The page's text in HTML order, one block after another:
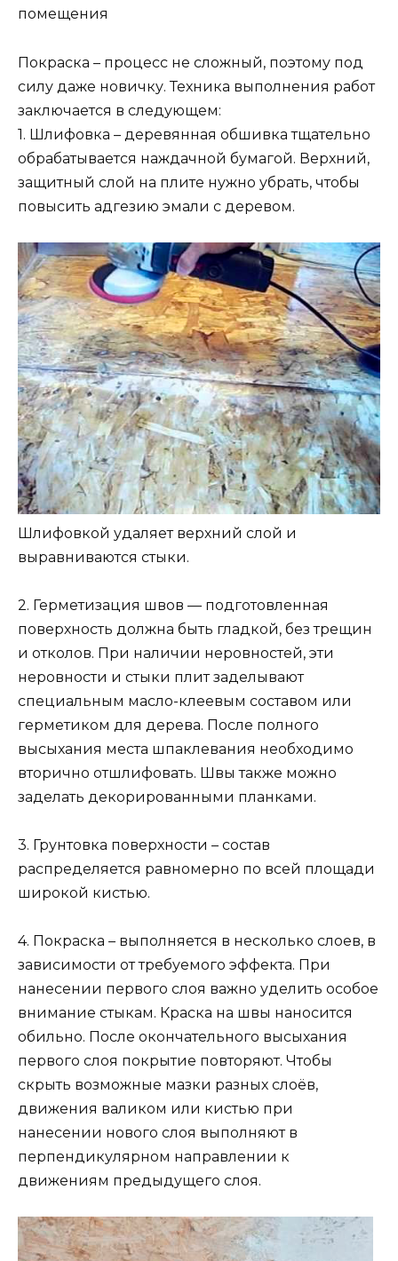
помещения
Покраска – процесс не сложный, поэтому под
силу даже новичку. Техника выполнения работ
заключается в следующем:
1. Шлифовка – деревянная обшивка тщательно
обрабатывается наждачной бумагой. Верхний,
защитный слой на плите нужно убрать, чтобы
повысить адгезию эмали с деревом.
Шлифовкой удаляет верхний слой и
выравниваются стыки.
2. Герметизация швов — подготовленная
поверхность должна быть гладкой, без трещин
и отколов. При наличии неровностей, эти
неровности и стыки плит заделывают
специальным масло-клеевым составом или
герметиком для дерева. После полного
высыхания места шпаклевания необходимо
вторично отшлифовать. Швы также можно
заделать декорированными планками.
3. Грунтовка поверхности – состав
распределяется равномерно по всей площади
широкой кистью.
4. Покраска – выполняется в несколько слоев, в
зависимости от требуемого эффекта. При
нанесении первого слоя важно уделить особое
внимание стыкам. Краска на швы наносится
обильно. После окончательного высыхания
первого слоя покрытие повторяют. Чтобы
скрыть возможные мазки разных слоёв,
движения валиком или кистью при
нанесении нового слоя выполняют в
перпендикулярном направлении к
движениям предыдущего слоя.